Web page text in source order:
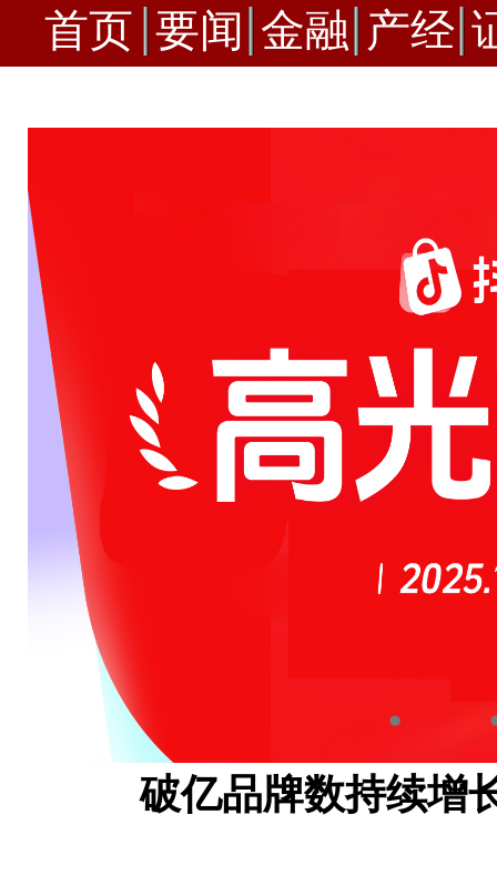
首页 要闻 金融 产经
破亿品牌数持续增